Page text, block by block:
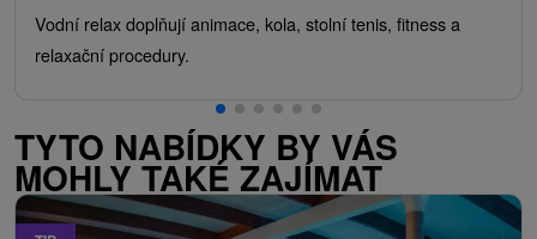
Vodní relax doplňují animace, kola, stolní tenis, fitness a
relaxační procedury.
TYTO NABÍDKY BY VÁS
MOHLY TAKÉ ZAJÍMAT